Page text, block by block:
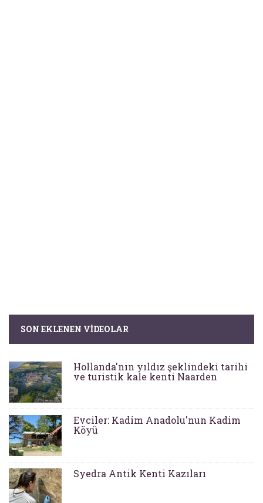
SON EKLENEN VIDEOLAR
Hollanda'nın yıldız şeklindeki tarihi
ve turistik kale kenti Naarden
Evciler: Kadim Anadolu'nun Kadim
Köyü
Syedra Antik Kenti Kazıları